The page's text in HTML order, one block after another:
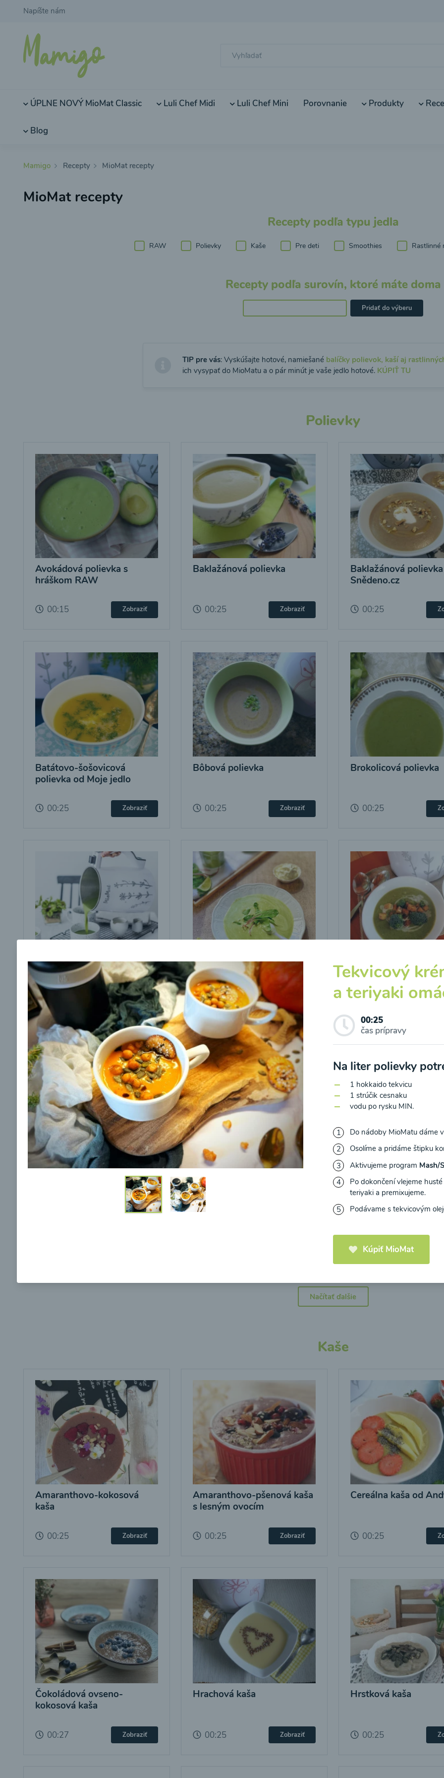
Napíšte nám
ÚPLNE NOVÝ MioMat Classic Luli Chef Midi Luli Chef Mini Porovnanie Produkty
Blog
Mamigo Recepty MioMat recepty
MioMat recepty
Recepty podľa typu jedla
RAW Polievky Kaše Pre deti Smoothies Rastlinné
Recepty podľa surovín, ktoré máte doma
Pridať do výberu
TIP pre vás: Vyskúšajte hotové, namiešané balíčky polievok, kaší aj
ich vysypať do MioMatu a o pár minút je vaše jedlo hotové. KÚPIŤ TU
Polievky
Avokádová polievka s
hráškom RAW
00:15 Zobraziť
Baklažánová polievka
00:25 Zobraziť
Baklažánová
Snědeno.cz
00:25
Batátovo-šošovicová
polievka od Moje jedlo
00:25 Zobraziť
Bôbová polievka
00:25 Zobraziť
Brokolicová polievka
00:25
Brokolicová polievka s
cesnakom od LaPetit
00:25 Zobraziť
Brokolicová polievka s
cviklovými listami
00:25 Zobraziť
Brokolicová polievka
krutónmi z tofu od
Snědeno.cz
00:25
Brokolicová polievka s nivou
Brokolicová polievka s
pečenými cherry a
mozzarelou od Recepty
Mojej Zdravej Kuchyne
Brokolicová polievka
syrom
Načítať ďalšie
Kaše
Amaranthovo-kokosová
kaša
00:25 Zobraziť
Amaranthovo-pšenová kaša
s lesným ovocím
00:25 Zobraziť
Cereálna kaša od
00:25
Čokoládová ovseno-
kokosová kaša
00:27 Zobraziť
Hrachová kaša
00:25 Zobraziť
Hrstková kaša
00:25
Tekvicový
a teriyaki
00:25
čas prípravy
Na liter polievky
1 hokkaido tekvicu
1 strúčik cesnaku
vodu po rysku MIN.
Do nádoby MioMatu dáme
Osolíme a pridáme štipku
Aktivujeme program Mash/
Po dokončení vlejeme
teriyaki a premixujeme.
Podávame s tekvicovým
Kúpiť MioMat
Odber noviniek a akcií
Odoslaním registrácie na Newsletter súhlasím so spracovaním osobných údajov pre účely zasielania newsletteru a
Ochrane osobných údajova súhlasím s nimi.